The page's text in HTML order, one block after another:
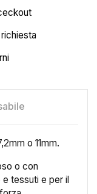
o 11mm.
o con
tessuti e per il